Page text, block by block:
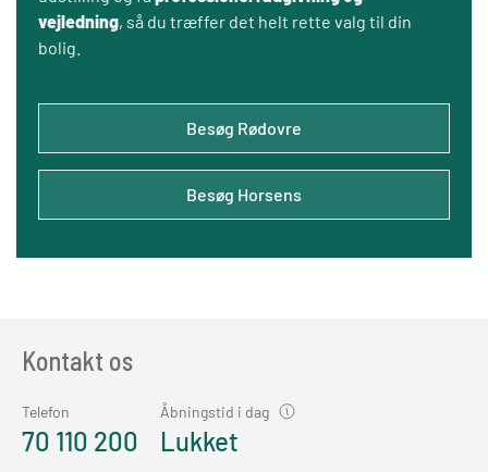
vejledning, så du træffer det helt rette valg til din
bolig.
Besøg Rødovre
Besøg Horsens
Kontakt os
Telefon
70 110 200
Åbningstid i dag
Lukket